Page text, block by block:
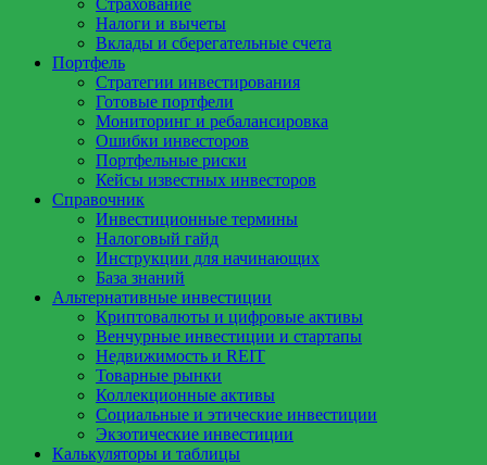
Страхование
Налоги и вычеты
Вклады и сберегательные счета
Портфель
Стратегии инвестирования
Готовые портфели
Мониторинг и ребалансировка
Ошибки инвесторов
Портфельные риски
Кейсы известных инвесторов
Справочник
Инвестиционные термины
Налоговый гайд
Инструкции для начинающих
База знаний
Альтернативные инвестиции
Криптовалюты и цифровые активы
Венчурные инвестиции и стартапы
Недвижимость и REIT
Товарные рынки
Коллекционные активы
Социальные и этические инвестиции
Экзотические инвестиции
Калькуляторы и таблицы